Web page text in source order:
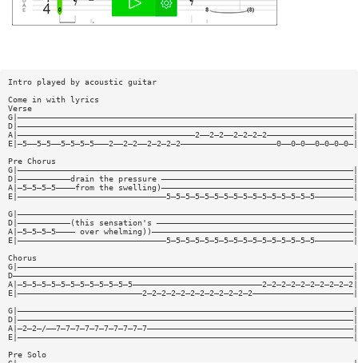
Intro played by acoustic guitar
Come in with lyrics
Verse
G|——————————————————————————————————————————————————————————————————————|
D|——————————————————————————————————————————————————————————————————————|
A|—————————————————————————————————————2——2—2——2—2—2—2——————————————————|
E|—5——5—5——5—5—5—5———2——2—2——2—2—2—2————————————————————0——0—0——0—0—0—0—|
Pre Chorus
G|——————————————————————————————————————————————————————————————————————|
D|———————————drain the pressure ————————————————————————————————————————|
A|—5—5—5—5————from the swelling)————————————————————————————————————————|
E|———————————————————————————————5—5—5—5—5—5—5—5—5—5—5—5—5—5—5—5————————|
G|——————————————————————————————————————————————————————————————————————|
D|———————————(this sensation's —————————————————————————————————————————|
A|—5—5—5—5———— over whelming))——————————————————————————————————————————|
E|———————————————————————————————5—5—5—5—5—5—5—5—5—5—5—5—5—5—5—5————————|
Chorus
G|——————————————————————————————————————————————————————————————————————|
D———————————————————————————————————————————————————————————————————————|
A|—5—5—5—5—5—5—5—5—5—5—5—5———————————————————————————2—2—2—2—2—2—2—2—2—2|
E|——————————————————————————2—2—2—2—2—2—2—2—2—2—2—2—————————————————————|
G|——————————————————————————————————————————————————————————————————————|
D|——————————————————————————————————————————————————————————————————————|
A|—2—2—/——7—7—7—7—7—7—7—7—7—7———————————————————————————————————————————|
E|——————————————————————————————————————————————————————————————————————|
Pre Solo